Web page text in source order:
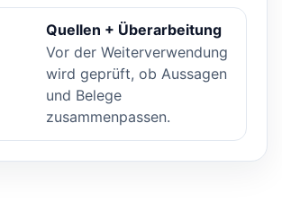
Quellen + Überarbeitung
Vor der Weiterverwendung
wird geprüft, ob Aussagen
und Belege
zusammenpassen.